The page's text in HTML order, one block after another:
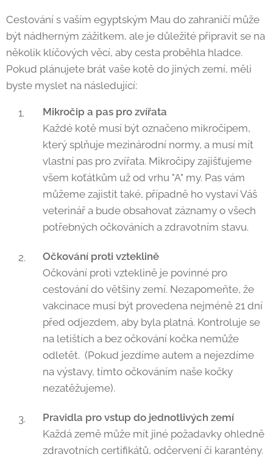
Cestování s vaším egyptským Mau do zahraničí může
být nádherným zážitkem, ale je důležité připravit se na
několik klíčových věcí, aby cesta proběhla hladce.
Pokud plánujete brát vaše kotě do jiných zemí, měli
byste myslet na následující:
Mikročip a pas pro zvířata
Každé kotě musí být označeno mikročipem,
který splňuje mezinárodní normy, a musí mít
vlastní pas pro zvířata. Mikročipy zajišťujeme
všem koťátkům už od vrhu "A" my. Pas vám
můžeme zajistit také, případně ho vystaví Váš
veterinář a bude obsahovat záznamy o všech
potřebných očkováních a zdravotním stavu.
Očkování proti vzteklině
Očkování proti vzteklině je povinné pro
cestování do většiny zemí. Nezapomeňte, že
vakcinace musí být provedena nejméně 21 dní
před odjezdem, aby byla platná. Kontroluje se
na letištích a bez očkování kočka nemůže
odletět. (Pokud jezdíme autem a nejezdíme
na výstavy, tímto očkováním naše kočky
nezatěžujeme).
Pravidla pro vstup do jednotlivých zemí
Každá země může mít jiné požadavky ohledně
zdravotních certifikátů, odčervení či karantény.